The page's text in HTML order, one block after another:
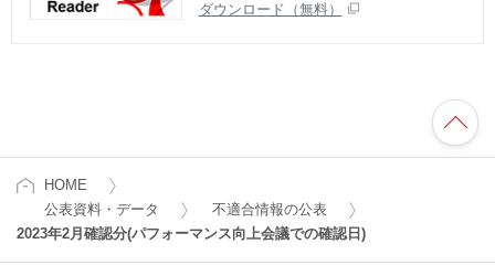
ダウンロード（無料）
HOME
公表資料・データ
不適合情報の公表
2023年2月確認分(パフォーマンス向上会議での確認日)